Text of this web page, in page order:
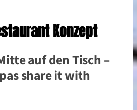
Konzept
auf den Tisch –
share it with